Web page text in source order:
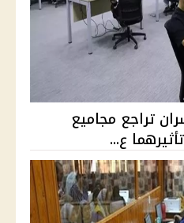
تراجع مجاميع